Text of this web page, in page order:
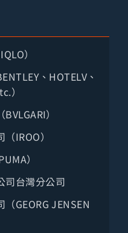
）
、HOTELV、
）
）
IROO）
）
司台灣分公司
GEORG JENSEN